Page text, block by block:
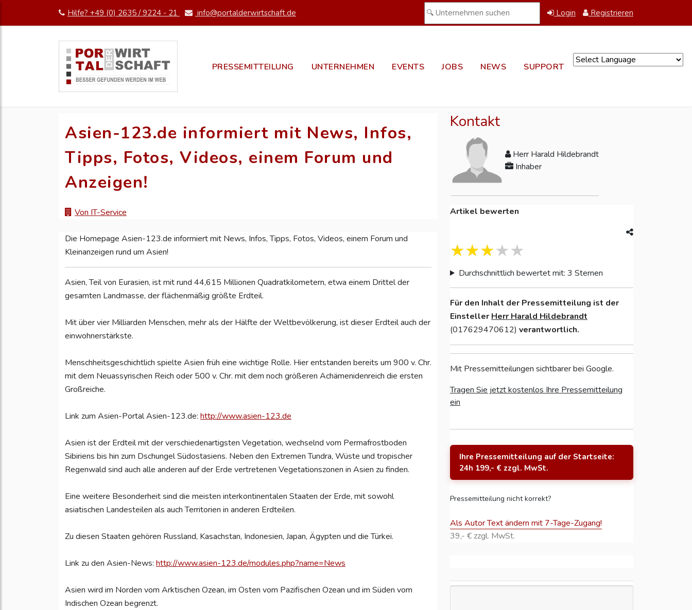
Hilfe? +49 (0) 2635 / 9224 - 21 info@portalderwirtschaft.de Login Registrieren
PRESSEMITTEILUNG UNTERNEHMEN EVENTS JOBS NEWS SUPPORT
Asien-123.de informiert mit News, Infos,
Tipps, Fotos, Videos, einem Forum und
Anzeigen!
Von IT-Service
Die Homepage Asien-123.de informiert mit News, Infos, Tipps, Fotos, Videos, einem Forum und
Kleinanzeigen rund um Asien!
Asien, Teil von Eurasien, ist mit rund 44,615 Millionen Quadratkilometern, etwa einem Drittel der
gesamten Landmasse, der flächenmäßig größte Erdteil.
Mit über vier Milliarden Menschen, mehr als der Hälfte der Weltbevölkerung, ist dieser Erdteil auch der
einwohnerstärkste.
Menschheitsgeschichtlich spielte Asien früh eine wichtige Rolle. Hier entstanden bereits um 900 v. Chr.
mit dem Neuassyrischen Reich oder 500 v. Chr. mit dem noch größeren Achämenidenreich die ersten
Großreiche.
Link zum Asien-Portal Asien-123.de: http://www.asien-123.de
Asien ist der Erdteil mit der verschiedenartigsten Vegetation, wechselnd vom Permafrostboden
Sibiriens bis hin zum Dschungel Südostasiens. Neben den Extremen Tundra, Wüste und tropischer
Regenwald sind auch alle anderen auf der Erde vertretenen Vegetationszonen in Asien zu finden.
Eine weitere Besonderheit sind die meisten interkontinentalen Staaten der Erde, mit sowohl
asiatischen Landesteilen als auch Territorien in anderen Erdteilen.
Zu diesen Staaten gehören Russland, Kasachstan, Indonesien, Japan, Ägypten und die Türkei.
Link zu den Asien-News: http://www.asien-123.de/modules.php?name=News
Asien wird im Norden vom Arktischen Ozean, im Osten vom Pazifischen Ozean und im Süden vom
Indischen Ozean begrenzt.
Kontakt
Herr Harald Hildebrandt
Inhaber
Artikel bewerten
Durchschnittlich bewertet mit: 3 Sternen
Für den Inhalt der Pressemitteilung ist der
Einsteller Herr Harald Hildebrandt
(017629470612) verantwortlich.
Mit Pressemitteilungen sichtbarer bei Google.
Tragen Sie jetzt kostenlos Ihre Pressemitteilung
ein
Ihre Pressemitteilung auf der Startseite:
24h 199,- € zzgl. MwSt.
Pressemitteilung nicht korrekt?
Als Autor Text ändern mit 7-Tage-Zugang!
39,- € zzgl. MwSt.